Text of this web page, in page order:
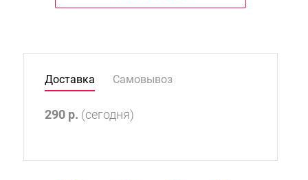
Доставка Самовывоз
290 р. (сегодня)